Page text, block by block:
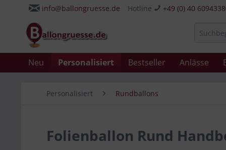
info@ballongruesse.de Hotline +49 (0) 40
Neu Personalisiert Bestseller Anlässe
Personalisiert Rundballons
Folienballon Rund